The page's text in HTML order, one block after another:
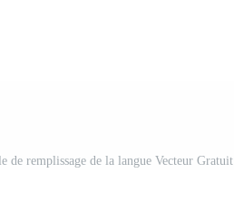
de remplissage de la langue Vecteur Gratuit